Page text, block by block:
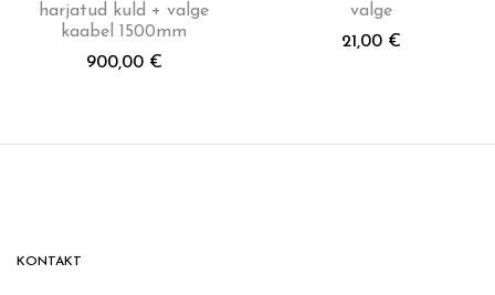
harjatud kuld + valge
kaabel 1500mm
900,00 €
valge
21,00 €
KONTAKT